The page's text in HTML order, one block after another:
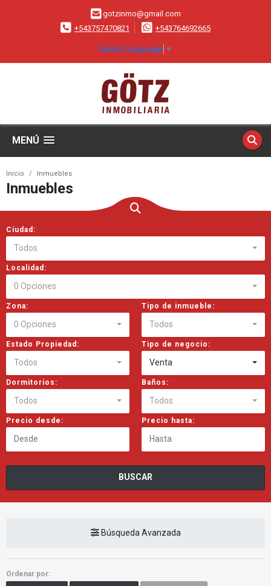
gotzinmo@gmail.com
+543757470821
+543764692665
Select Language ▼
MENÚ
Inicio Inmuebles
Inmuebles
Ciudad:
Todos
Localidad:
0 Opciones
Zona:
0 Opciones
Tipo de inmueble:
Todos
Estado Propiedad:
Todos
Tipo de negocio:
Venta
Dormitorios:
Todos
Baños:
Todos
Precio desde: Precio hasta:
BUSCAR
Búsqueda Avanzada
Ordenar por: